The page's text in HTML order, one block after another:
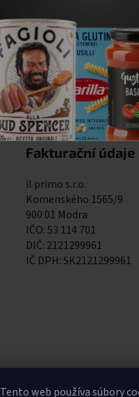
Tento web používa súbory
Fakturační údaje
il primo s.r.o.
Komenského 1565/9
900 01 Modra
IČO: 53 114 701
DIČ: 2121299961
IČ DPH: SK2121299961